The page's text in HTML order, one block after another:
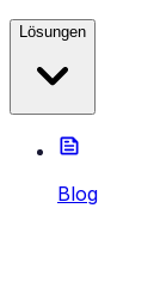
Lösungen
Blog